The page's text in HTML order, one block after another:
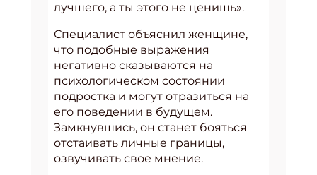
лучшего, а ты этого не ценишь».
Специалист объяснил женщине,
что подобные выражения
негативно сказываются на
психологическом состоянии
подростка и могут отразиться на
его поведении в будущем.
Замкнувшись, он станет бояться
отстаивать личные границы,
озвучивать свое мнение.